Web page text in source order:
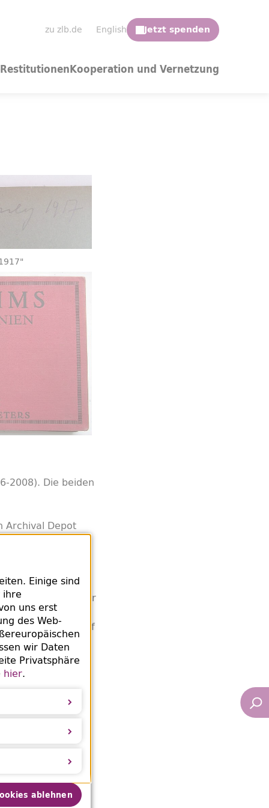
zu zlb.de English
RestitutionenKooperation und Vernetzung
2008). Die beiden
Archival Depot
Berney
geraubte Bücher
1945 von
Magistrats auf
ihre
seine
Einige sind
uns erst
des Web-
wir Daten
Privatsphäre
hier.
ablehnen